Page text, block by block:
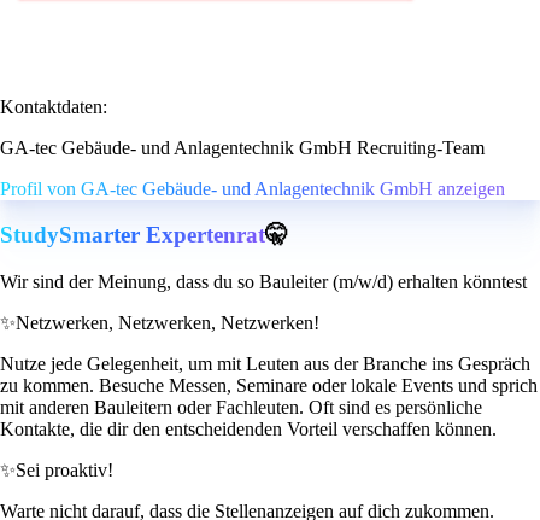
Kontaktdaten:
GA-tec Gebäude- und Anlagentechnik GmbH Recruiting-Team
Profil von GA-tec Gebäude- und Anlagentechnik GmbH anzeigen
StudySmarter Expertenrat🤫
Wir sind der Meinung, dass du so Bauleiter (m/w/d) erhalten könntest
✨Netzwerken, Netzwerken, Netzwerken!
Nutze jede Gelegenheit, um mit Leuten aus der Branche ins Gespräch
zu kommen. Besuche Messen, Seminare oder lokale Events und sprich
mit anderen Bauleitern oder Fachleuten. Oft sind es persönliche
Kontakte, die dir den entscheidenden Vorteil verschaffen können.
✨Sei proaktiv!
Warte nicht darauf, dass die Stellenanzeigen auf dich zukommen.